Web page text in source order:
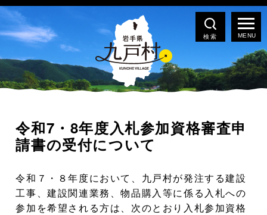
検索
令和7・8年度入札参加資格審査申
請書の受付について
令和７・８年度において、九戸村が発注する建設
工事、建設関連業務、物品購入等に係る入札への
参加を希望される方は、次のとおり入札参加資格